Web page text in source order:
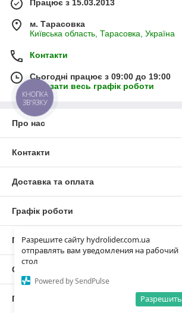
Разрешите сайту hydrolider.com.ua
отправлять вам уведомления на рабочий
стол
Powered by SendPulse
Разрешить
Працює з 15.03.2013
м. Тарасовка
Київська область, Тарасовка, Україна
Контакти
Сьогодні працює з 09:00 до 19:00
Показати весь графік роботи
Про нас
Контакти
Доставка та оплата
Графік роботи
Повна версія сайту
Сайт створено на маркетплейсі
Політика конфіденційності
КНОПКА
ЗВ'ЯЗКУ